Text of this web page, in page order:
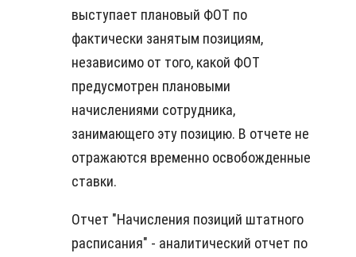
выступает плановый ФОТ по
фактически занятым позициям,
независимо от того, какой ФОТ
предусмотрен плановыми
начислениями сотрудника,
занимающего эту позицию. В отчете не
отражаются временно освобожденные
ставки.
Отчет "Начисления позиций штатного
расписания" - аналитический отчет по